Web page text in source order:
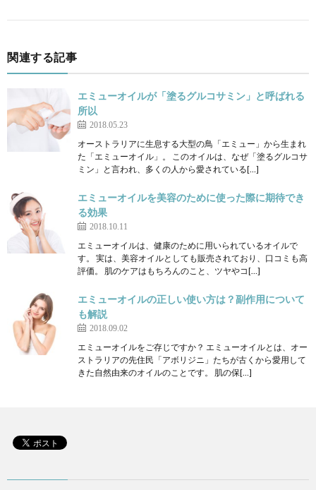
関連する記事
エミューオイルが「塗るグルコサミン」と呼ばれる
所以
2018.05.23
オーストラリアに生息する大型の鳥「エミュー」から生まれ
た「エミューオイル」。 このオイルは、なぜ「塗るグルコサ
ミン」と言われ、多くの人から愛されている[…]
エミューオイルを美容のために使った際に期待でき
る効果
2018.10.11
エミューオイルは、健康のために用いられているオイルで
す。 実は、美容オイルとしても販売されており、口コミも高
評価。 肌のケアはもちろんのこと、ツヤやコ[…]
エミューオイルの正しい使い方は？副作用について
も解説
2018.09.02
エミューオイルをご存じですか？ エミューオイルとは、オー
ストラリアの先住民「アボリジニ」たちが古くから愛用して
きた自然由来のオイルのことです。 肌の保[…]